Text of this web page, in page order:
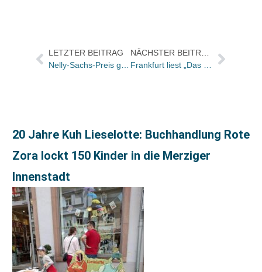
LETZTER BEITRAG
20 Jahre Kuh Lieselotte: Buchhandlung Rote
Zora lockt 150 Kinder in die Merziger
Innenstadt